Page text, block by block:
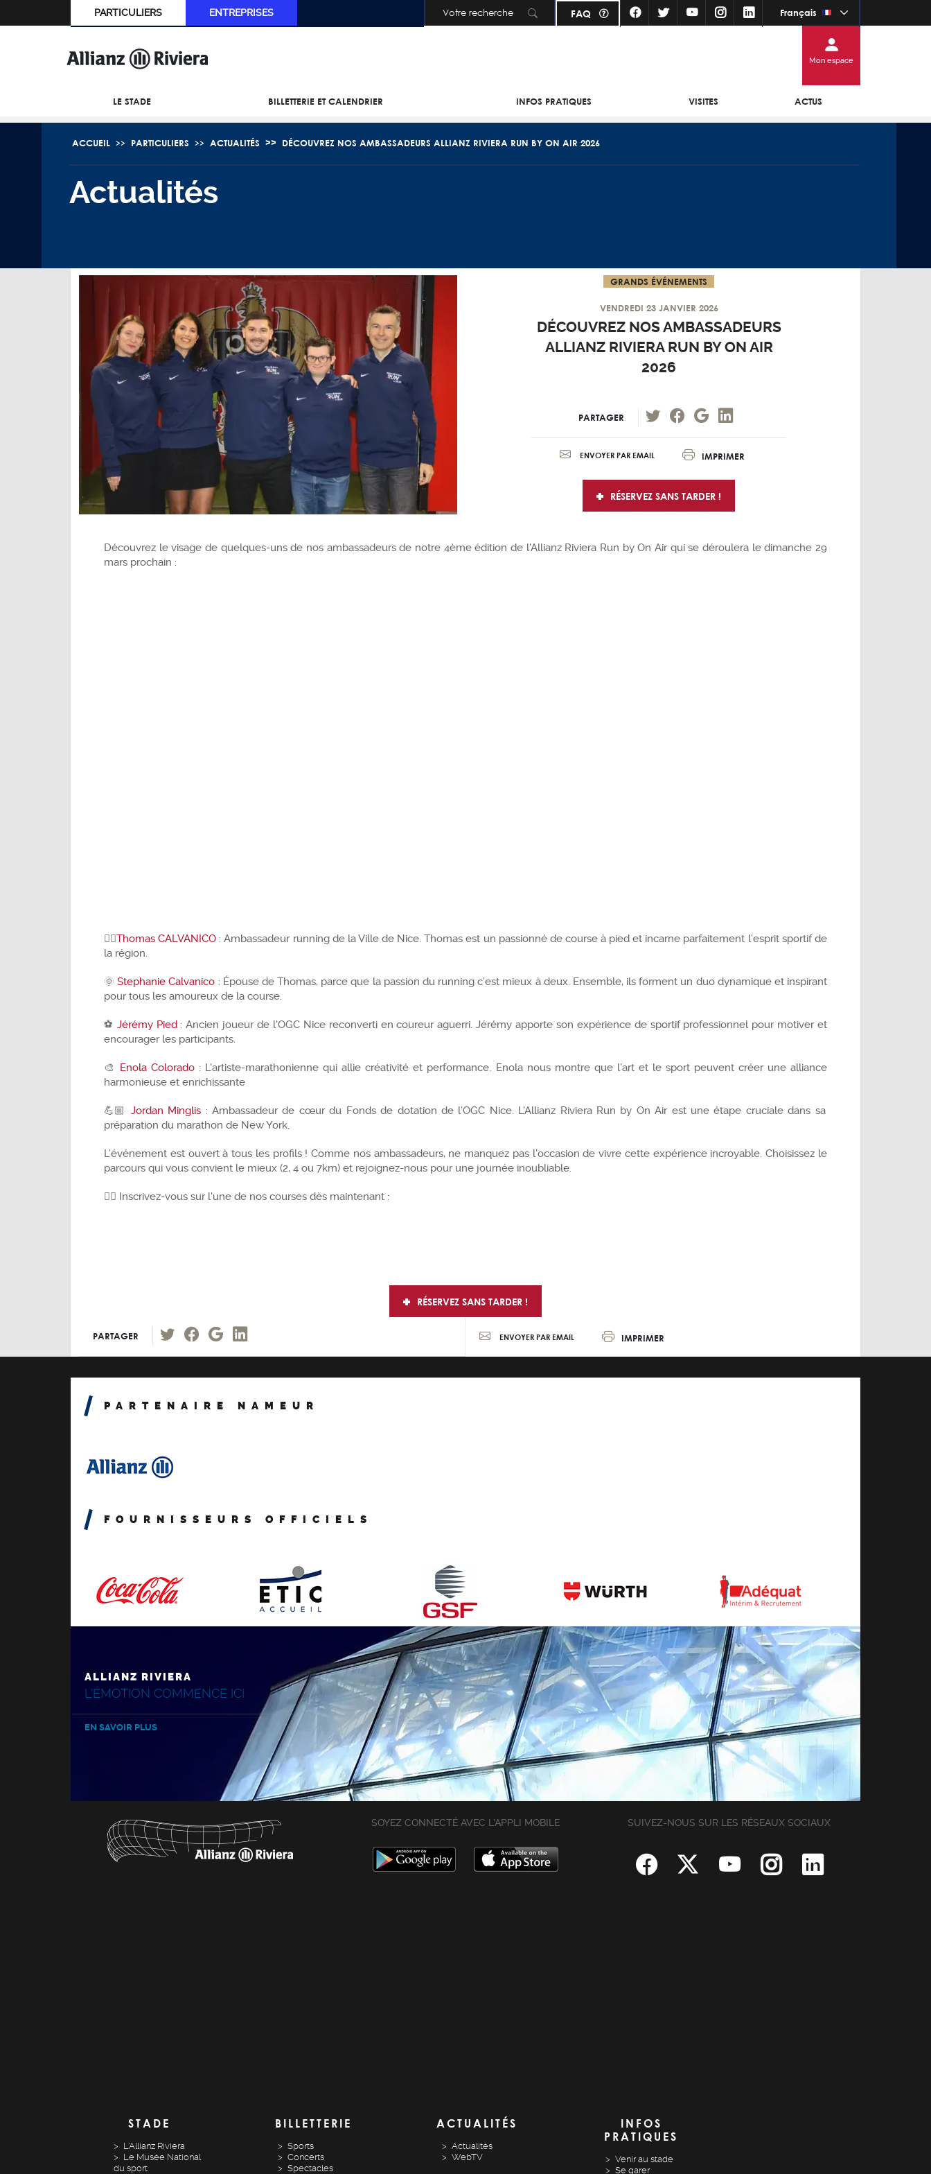
Aller au contenu principal Français
FAQ
PARTICULIERS ENTREPRISES
Mon espace
LE STADE BILLETTERIE ET CALENDRIER INFOS PRATIQUES VISITES ACTUS
ACCUEIL PARTICULIERS ACTUALITÉS DÉCOUVREZ NOS AMBASSADEURS ALLIANZ RIVIERA RUN BY ON AIR 2026
Actualités
GRANDS ÉVÉNEMENTS
VENDREDI 23 JANVIER 2026
DÉCOUVREZ NOS AMBASSADEURS
ALLIANZ RIVIERA RUN BY ON AIR
2026
PARTAGER
ENVOYER PAR EMAIL IMPRIMER
RÉSERVEZ SANS TARDER !
Découvrez le visage de quelques-uns de nos ambassadeurs de notre 4ème édition de l'Allianz Riviera Run by On Air qui se déroulera le dimanche 29
mars prochain :
🏃‍♂️Thomas CALVANICO : Ambassadeur running de la Ville de Nice. Thomas est un passionné de course à pied et incarne parfaitement l’esprit sportif de
la région.
🌞Stephanie Calvanico : Épouse de Thomas, parce que la passion du running c’est mieux à deux. Ensemble, ils forment un duo dynamique et inspirant
pour tous les amoureux de la course.
⚽️ Jérémy Pied: Ancien joueur de l'OGC Nice reconverti en coureur aguerri. Jérémy apporte son expérience de sportif professionnel pour motiver et
encourager les participants.
🎨 Enola Colorado : L'artiste-marathonienne qui allie créativité et performance. Enola nous montre que l’art et le sport peuvent créer une alliance
harmonieuse et enrichissante
💪🏼 Jordan Minglis : Ambassadeur de cœur du Fonds de dotation de l’OGC Nice. L'Allianz Riviera Run by On Air est une étape cruciale dans sa
préparation du marathon de New York.
L’événement est ouvert à tous les profils ! Comme nos ambassadeurs, ne manquez pas l'occasion de vivre cette expérience incroyable. Choisissez le
parcours qui vous convient le mieux (2, 4 ou 7km) et rejoignez-nous pour une journée inoubliable.
👉🏼 Inscrivez-vous sur l'une de nos courses dès maintenant :
RÉSERVEZ SANS TARDER !
PARTAGER ENVOYER PAR EMAIL IMPRIMER
PARTENAIRE NAMEUR
FOURNISSEURS OFFICIELS
ALLIANZ RIVIERA
L'ÉMOTION COMMENCE ICI
EN SAVOIR PLUS
SOYEZ CONNECTÉ AVEC L’APPLI MOBILE SUIVEZ-NOUS SUR LES RÉSEAUX SOCIAUX
STADE
L'Allianz Riviera
Le Musée National
du sport
BILLETTERIE
Sports
Concerts
Spectacles
ACTUALITÉS
Actualités
WebTV
INFOS
PRATIQUES
Venir au stade
Se garer